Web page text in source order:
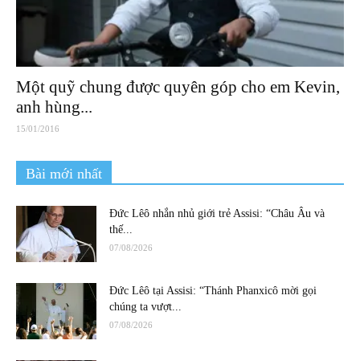
Một quỹ chung được quyên góp cho em Kevin,
anh hùng...
15/01/2016
Bài mới nhất
Đức Lêô nhắn nhủ giới trẻ Assisi: “Châu Âu và
thế...
07/08/2026
Đức Lêô tại Assisi: “Thánh Phanxicô mời gọi
chúng ta vượt...
07/08/2026